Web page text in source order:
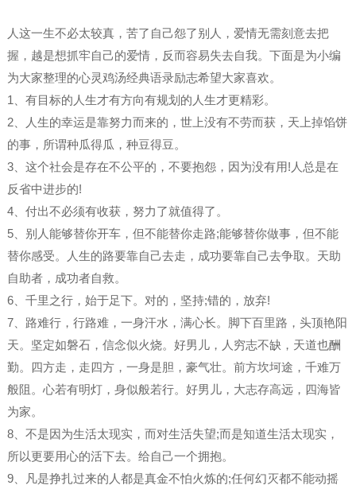
人这一生不必太较真，苦了自己怨了别人，爱情无需刻意去把
握，越是想抓牢自己的爱情，反而容易失去自我。下面是为小编
为大家整理的心灵鸡汤经典语录励志希望大家喜欢。
1、有目标的人生才有方向有规划的人生才更精彩。
2、人生的幸运是靠努力而来的，世上没有不劳而获，天上掉馅饼
的事，所谓种瓜得瓜，种豆得豆。
3、这个社会是存在不公平的，不要抱怨，因为没有用!人总是在
反省中进步的!
4、付出不必须有收获，努力了就值得了。
5、别人能够替你开车，但不能替你走路;能够替你做事，但不能
替你感受。人生的路要靠自己去走，成功要靠自己去争取。天助
自助者，成功者自救。
6、千里之行，始于足下。对的，坚持;错的，放弃!
7、路难行，行路难，一身汗水，满心长。脚下百里路，头顶艳阳
天。坚定如磐石，信念似火烧。好男儿，人穷志不缺，天道也酬
勤。四方走，走四方，一身是胆，豪气壮。前方坎坷途，千难万
般阻。心若有明灯，身似般若行。好男儿，大志存高远，四海皆
为家。
8、不是因为生活太现实，而对生活失望;而是知道生活太现实，
所以更要用心的活下去。给自己一个拥抱。
9、凡是挣扎过来的人都是真金不怕火炼的;任何幻灭都不能动摇